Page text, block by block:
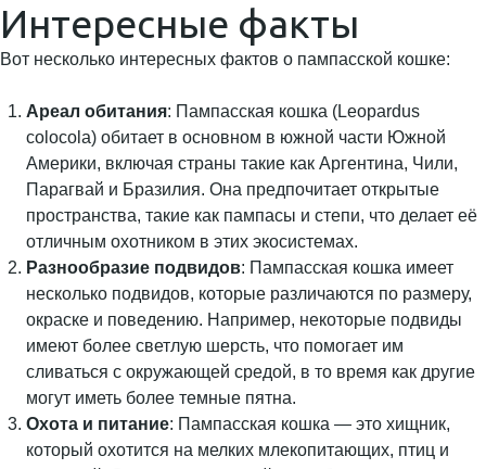
Интересные факты
Вот несколько интересных фактов о пампасской кошке:
Ареал обитания: Пампасская кошка (Leopardus
colocola) обитает в основном в южной части Южной
Америки, включая страны такие как Аргентина, Чили,
Парагвай и Бразилия. Она предпочитает открытые
пространства, такие как пампасы и степи, что делает её
отличным охотником в этих экосистемах.
Разнообразие подвидов: Пампасская кошка имеет
несколько подвидов, которые различаются по размеру,
окраске и поведению. Например, некоторые подвиды
имеют более светлую шерсть, что помогает им
сливаться с окружающей средой, в то время как другие
могут иметь более темные пятна.
Охота и питание: Пампасская кошка — это хищник,
который охотится на мелких млекопитающих, птиц и